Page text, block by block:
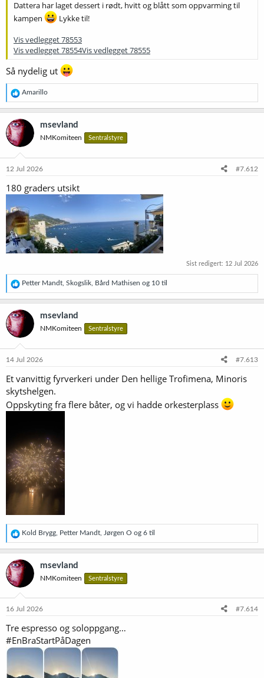
Dattera har laget dessert i rødt, hvitt og blått som oppvarming til
kampen
Lykke til!
Vis vedlegget 78553
Vis vedlegget 78554Vis vedlegget 78555
Så nydelig ut
R
e
a
k
s
j
o
e
Amarillo
msevland
NMKomiteen Sentralstyre
12 Jul 2026 #7.612
180 graders utsikt
Sist redigert: 12 Jul 2026
R
e
a
k
s
j
o
e
:
Petter Mandt Skogslik Bård Mathisen og 10 til
msevland
NMKomiteen Sentralstyre
14 Jul 2026 #7.613
Et vanvittig fyrverkeri under Den hellige Trofimena, Minoris
skytshelgen.
Oppskyting fra flere båter, og vi hadde orkesterplass
R
e
a
k
s
j
o
e
:
Kold Brygg Petter Mandt Jørgen O og 6 til
msevland
NMKomiteen Sentralstyre
16 Jul 2026 #7.614
Tre espresso og soloppgang…
#EnBraStartPåDagen